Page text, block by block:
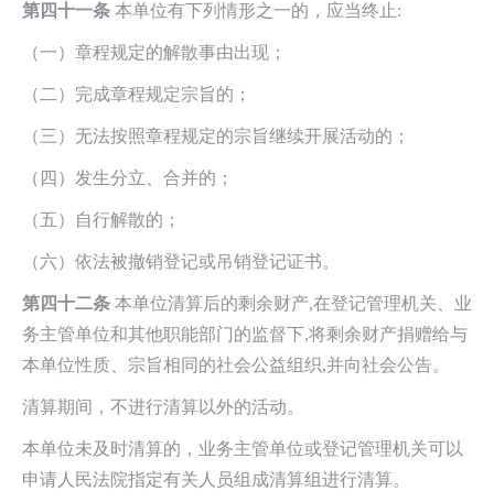
第四十一条 本单位有下列情形之一的，应当终止:
（一）章程规定的解散事由出现；
（二）完成章程规定宗旨的；
（三）无法按照章程规定的宗旨继续开展活动的；
（四）发生分立、合并的；
（五）自行解散的；
（六）依法被撤销登记或吊销登记证书。
第四十二条 本单位清算后的剩余财产,在登记管理机关、业
务主管单位和其他职能部门的监督下,将剩余财产捐赠给与
本单位性质、宗旨相同的社会公益组织,并向社会公告。
清算期间，不进行清算以外的活动。
本单位未及时清算的，业务主管单位或登记管理机关可以
申请人民法院指定有关人员组成清算组进行清算。